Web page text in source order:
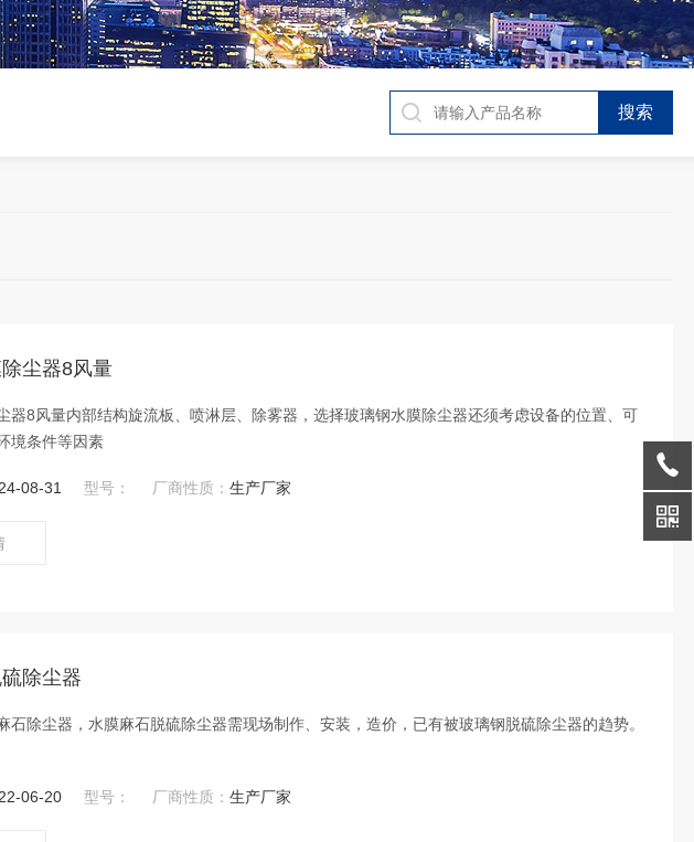
尘器8风量
器8风量内部结构旋流板、喷淋层、除雾器，选择玻璃钢水膜除尘器还须考虑设备的位置、可
境条件等因素
08-31 型号： 厂商性质：生产厂家
除尘器
石除尘器，水膜麻石脱硫除尘器需现场制作、安装，造价，已有被玻璃钢脱硫除尘器的趋势。
06-20 型号： 厂商性质：生产厂家